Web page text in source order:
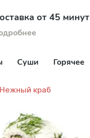
от 45 минут
Суши Горячее
Нежный краб